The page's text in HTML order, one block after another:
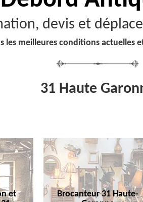
devis et
les meilleures conditions actuelles
31 Haute
et
Brocanteur 31 Haute-